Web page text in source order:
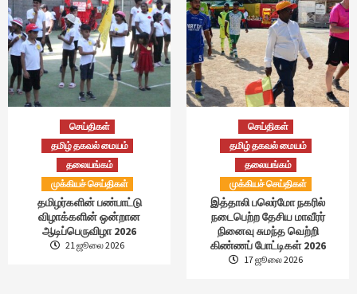
செய்திகள்
தமிழ் தகவல் மையம்
தலையங்கம்
முக்கியச் செய்திகள்
தமிழர்களின் பண்பாட்டு
விழாக்களின் ஒன்றான
ஆடிப்பெருவிழா 2026
21 ஜூலை 2026
செய்திகள்
தமிழ் தகவல் மையம்
தலையங்கம்
முக்கியச் செய்திகள்
இத்தாலி பலெர்மோ நகரில்
நடைபெற்ற தேசிய மாவீரர்
நினைவு சுமந்த வெற்றி
கிண்ணப் போட்டிகள் 2026
17 ஜூலை 2026